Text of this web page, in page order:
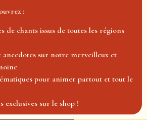
:
de chants issus de toutes les régions
anecdotes sur notre merveilleux et
pour animer partout et tout le
exclusives sur le shop !